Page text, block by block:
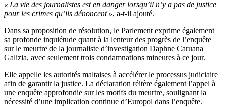
« La vie des journalistes est en danger lorsqu’il n’y a pas de justice
pour les crimes qu’ils dénoncent », a-t-il ajouté.
Dans sa proposition de résolution, le Parlement exprime également
sa profonde inquiétude quant à la lenteur des progrès de l’enquête
sur le meurtre de la journaliste d’investigation Daphne Caruana
Galizia, avec seulement trois condamnations mineures à ce jour.
Elle appelle les autorités maltaises à accélérer le processus judiciaire
afin de garantir la justice. La déclaration réitère également l’appel à
une enquête approfondie sur les motifs du meurtre, soulignant la
nécessité d’une implication continue d’Europol dans l’enquête.